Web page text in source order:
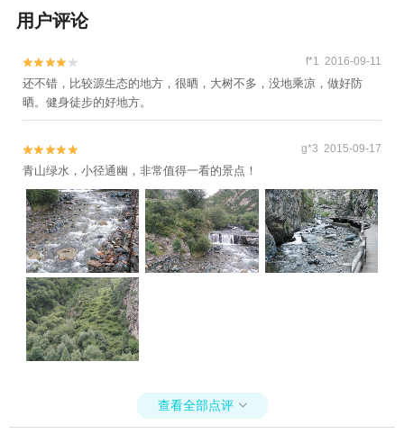
用户评论

 f*1 2016-09-11
还不错，比较源生态的地方，很晒，大树不多，没地乘凉，做好防
晒。健身徒步的好地方。

 g*3 2015-09-17
青山绿水，小径通幽，非常值得一看的景点！
查看全部点评 